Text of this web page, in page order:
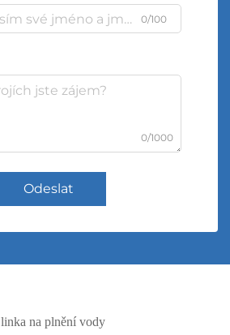
0/100
0/1000
Odeslat
linka na plnění vody